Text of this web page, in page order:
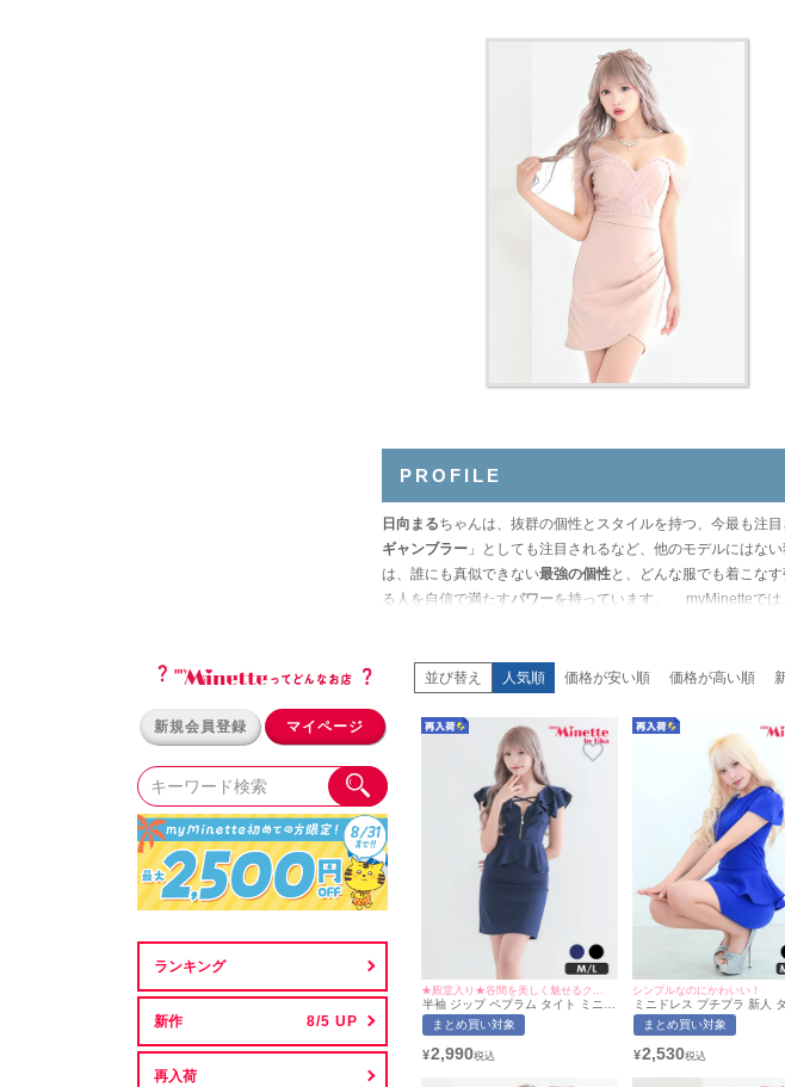
PROFILE
日向まるちゃんは、抜群の個性とスタイルを持つ、今最も注目
ギャンブラー」としても注目されるなど、他のモデルにはな
は、誰にも真似できない最強の個性と、どんな服でも着こな
る人を自信で満たすパワーを持っています。 myMinetteでは
も真似できない
最強の個性と輝きを手に入れてください！
新規会員登録 マイページ
ランキング
新作
再入荷
並び替え 人気順 価格が安い順 価格が高い順
半袖 ジップ ペプラム タイト ミニド
レス (ひなたまる着用/M~Lサイズ対
応) myMinette/マイミネット
まとめ買い対象
¥2,990
シンプルなのにかわいい！
ミニドレス プチプラ 新人 タ
プラム セクシー 半袖 低身長
青 キャバドレス (ひなたまる
マイミネット
まとめ買い対象
¥2,530